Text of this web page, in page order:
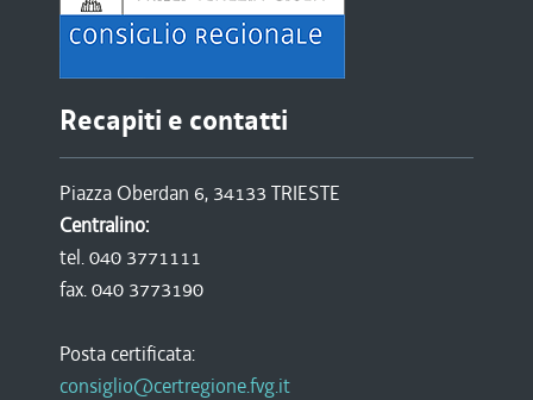
Recapiti e contatti
Piazza Oberdan 6, 34133 TRIESTE
Centralino:
tel. 040 3771111
fax. 040 3773190
Posta certificata:
consiglio@certregione.fvg.it